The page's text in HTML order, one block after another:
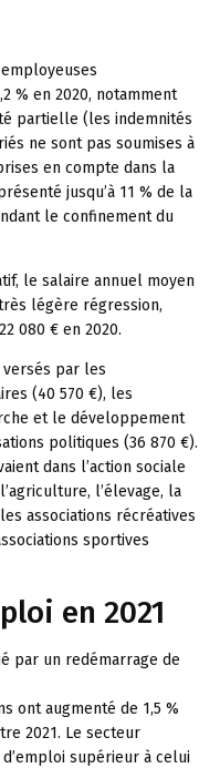
% en 2020, notamment
partielle (les indemnités
ne sont pas soumises à
en compte dans la
jusqu’à 11 % de la
le confinement du
le salaire annuel moyen
légère régression,
080 € en 2020.
par les
(40 570 €), les
et le développement
politiques (36 870 €).
dans l’action sociale
l’élevage, la
associations récréatives
sportives
en 2021
par un redémarrage de
ont augmenté de 1,5 %
2021. Le secteur
supérieur à celui